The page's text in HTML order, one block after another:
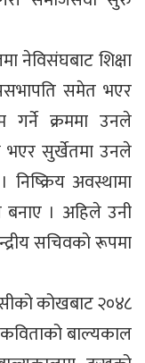
नेविसंघबाट शिक्षा
समेत भएर
क्रममा उनले
भएर सुर्खेतमा उनले
अवस्थामा
। अहिले उनी
सचिवको रूपमा
कोखबाट २०४८
कविताको बाल्यकाल